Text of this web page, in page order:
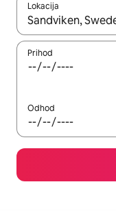
Lokacija
Ko so rezultati na
Prihod
Odhod